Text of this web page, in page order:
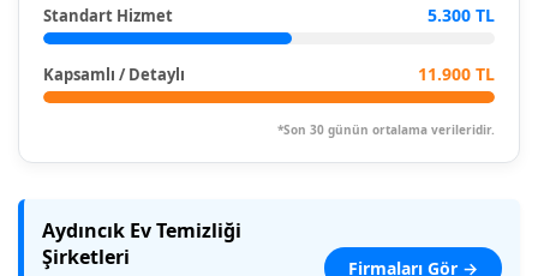
Standart Hizmet 5.300 TL
Kapsamlı / Detaylı 11.900 TL
*Son 30 günün ortalama verileridir.
Aydıncık Ev Temizliği
Şirketleri
Firmaları Gör →